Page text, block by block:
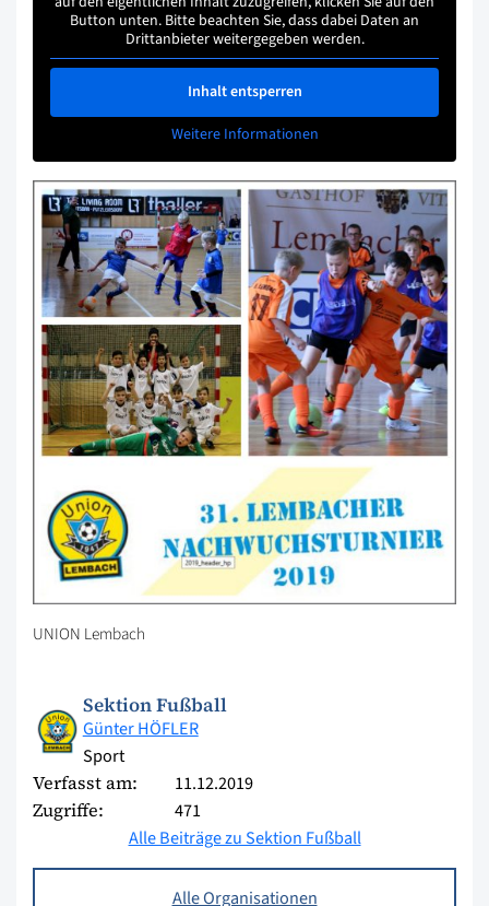
Button unten. Bitte beachten Sie, dass dabei Daten an
Drittanbieter weitergegeben werden.
Inhalt entsperren
Weitere Informationen
UNION Lembach
Sektion Fußball
Günter HÖFLER
Sport
Verfasst am: 11.12.2019
Zugriffe:
471
Alle Beiträge zu Sektion Fußball
Alle Organisationen